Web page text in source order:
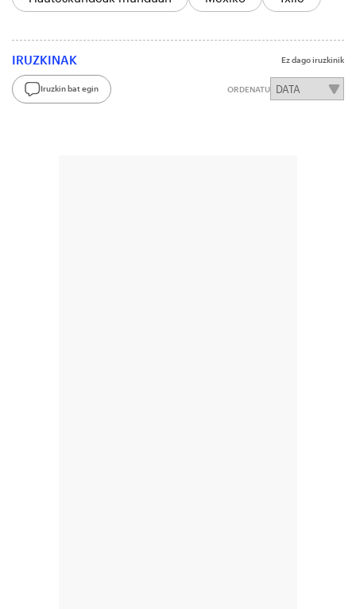
IRUZKINAK Ez dago iruzkinik
Iruzkin bat egin ORDENATU